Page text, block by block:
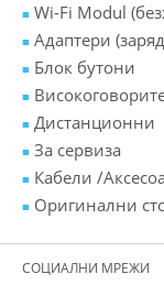
Wi-Fi Modul
Адаптери
Блок бутони
Дистанционни
За сервиза
Кабели /
Оригинални
СОЦИАЛНИ МРЕЖИ